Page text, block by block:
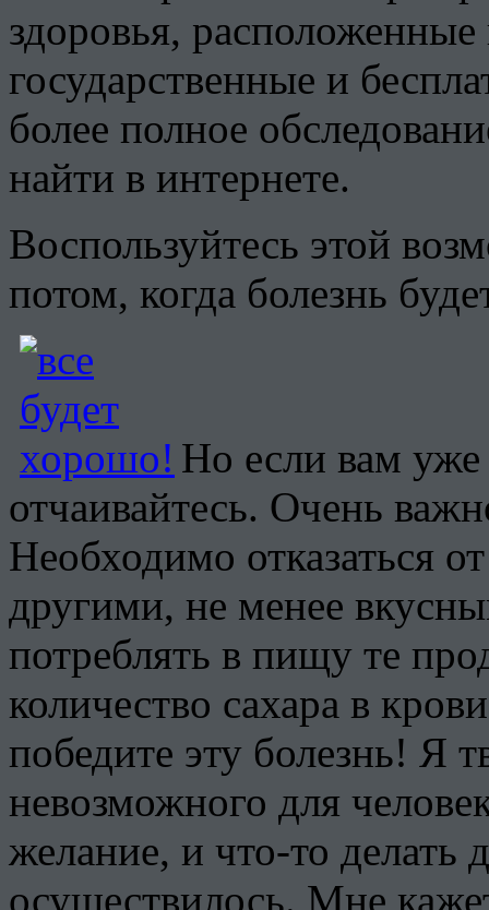
здоровья,
государственные и
более полное
найти в интернете.
Воспользуйтесь этой
потом, когда болезнь
Но если вам уже
отчаивайтесь. Очень
Необходимо отказаться
другими, не менее
потреблять в пищу те
количество сахара в
победите эту болезнь! Я
невозможного для
желание, и что-то делать
осуществилось. Мне